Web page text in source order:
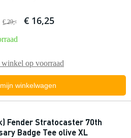
€ 29,- € 16,25
winkel op voorraad
winkelwagen
Fender Stratocaster 70th
Badge Tee olive XL